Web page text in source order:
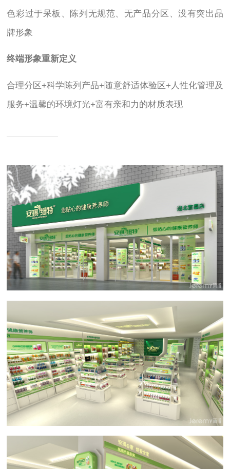
色彩过于呆板、陈列无规范、无产品分区、没有突出品
牌形象
终端形象重新定义
合理分区+科学陈列产品+随意舒适体验区+人性化管理及
服务+温馨的环境灯光+富有亲和力的材质表现